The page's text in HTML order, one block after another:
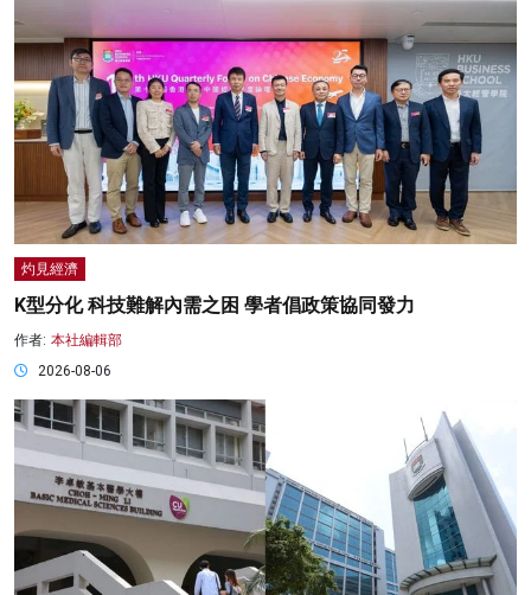
灼見經濟
K型分化 科技難解內需之困 學者倡政策協同發力
作者: 本社編輯部
2026-08-06